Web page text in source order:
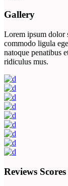
Gallery
Lorem ipsum dolor
commodo ligula
natoque penatibus
ridiculus mus.
Reviews